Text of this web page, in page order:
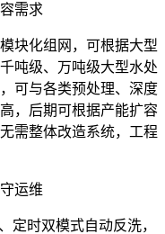
需求
块化组网，可根据大型
吨级、万吨级大型水处
可与各类预处理、深度
，后期可根据产能扩容
需整体改造系统，工程
运维
定时双模式自动反洗，